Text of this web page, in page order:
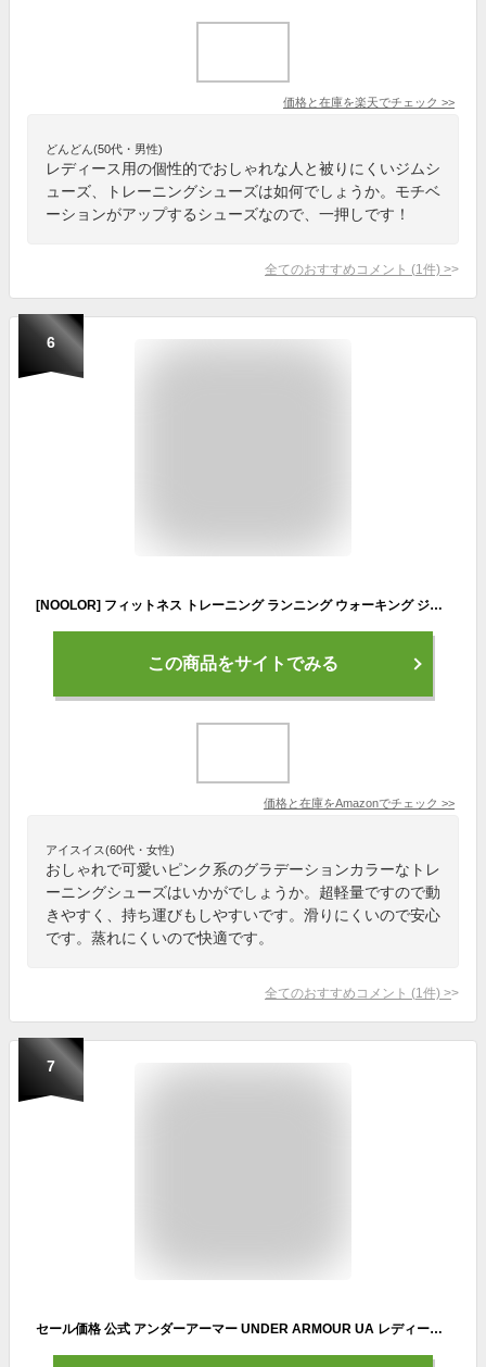
価格と在庫を楽天でチェック >>
どんどん(50代・男性)
レディース用の個性的でおしゃれな人と被りにくいジムシ
ューズ、トレーニングシューズは如何でしょうか。モチベ
ーションがアップするシューズなので、一押しです！
全てのおすすめコメント (1 件) >
6
[NOOLOR] フィットネス トレーニング ランニング ウォーキング ジム 筋トレ ヨガ ポータブル 超軽量 通気性 柔軟性 シューズ スニーカー レディース (ピンクグラデーション, measurement_23_point_0_centimeters)
この商品をサイトでみる
価格と在庫をAmazonでチェック >>
アイスイス(60代・女性)
おしゃれで可愛いピンク系のグラデーションカラーなトレ
ーニングシューズはいかがでしょうか。超軽量ですので動
きやすく、持ち運びもしやすいです。滑りにくいので安心
です。蒸れにくいので快適です。
全てのおすすめコメント (1 件) >
7
セール価格 公式 アンダーアーマー UNDER ARMOUR UA レディース ランニング チャージド ローグ3 3024888 シューズ ランシュー ランニングシューズ スニーカー レディーススニーカー ローカット ロゴ 軽量 フィット クッション マラソン ジョギング 陸上 部活 スポーツ 運動靴